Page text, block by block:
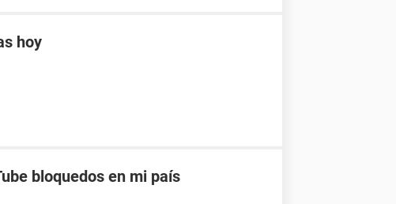
hoy
bloquedos en mi país